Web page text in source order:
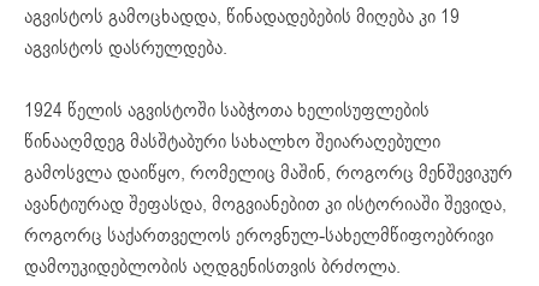
აგვისტოს გამოცხადდა, წინადადებების მიღება კი 19
აგვისტოს დასრულდება.
1924 წელის აგვისტოში საბჭოთა ხელისუფლების
წინააღმდეგ მასშტაბური სახალხო შეიარაღებული
გამოსვლა დაიწყო, რომელიც მაშინ, როგორც მენშევიკურ
ავანტიურად შეფასდა, მოგვიანებით კი ისტორიაში შევიდა,
როგორც საქართველოს ეროვნულ-სახელმწიფოებრივი
დამოუკიდებლობის აღდგენისთვის ბრძოლა.